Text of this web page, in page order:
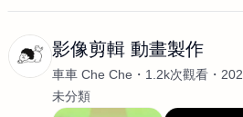
影像剪輯 動畫製作
車車 Che Che 1.2k次觀看
未分類